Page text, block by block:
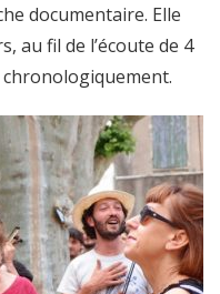
documentaire. Elle
au fil de l’écoute de 4